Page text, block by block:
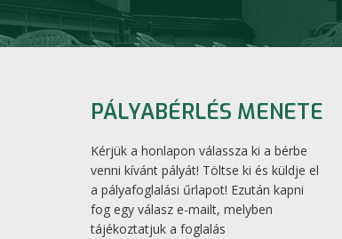
PÁLYABÉRLÉS MENETE
Kérjük a honlapon válassza ki a bérbe
venni kívánt pályát! Töltse ki és küldje el
a pályafoglalási űrlapot! Ezután kapni
fog egy válasz e-mailt, melyben
tájékoztatjuk a foglalás